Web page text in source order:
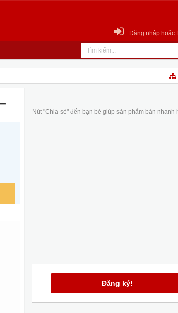
Đăng nhập hoặc
Nút "Chia sẻ" đến bạn bè giúp sản phẩm bán nhanh
Đăng ký!